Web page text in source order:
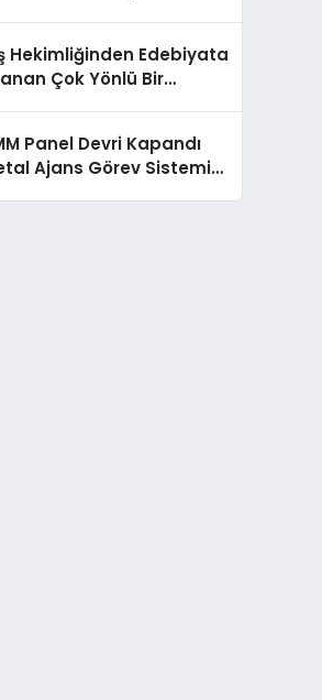
Hekimliğinden Edebiyata
Çok Yönlü Bir
Panel Devri Kapandı
Ajans Görev Sistemi